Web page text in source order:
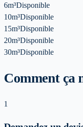
6m³Disponible
10m³Disponible
15m³Disponible
20m³Disponible
30m³Disponible
Comment ça
1